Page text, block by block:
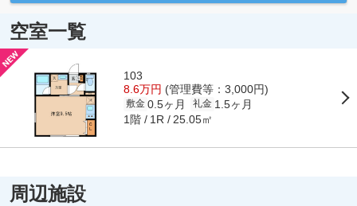
空室一覧
103
8.6万円 (管理費等：3,000円)
敷金 0.5ヶ月 礼金 1.5ヶ月
1階 1R 25.05㎡
周辺施設